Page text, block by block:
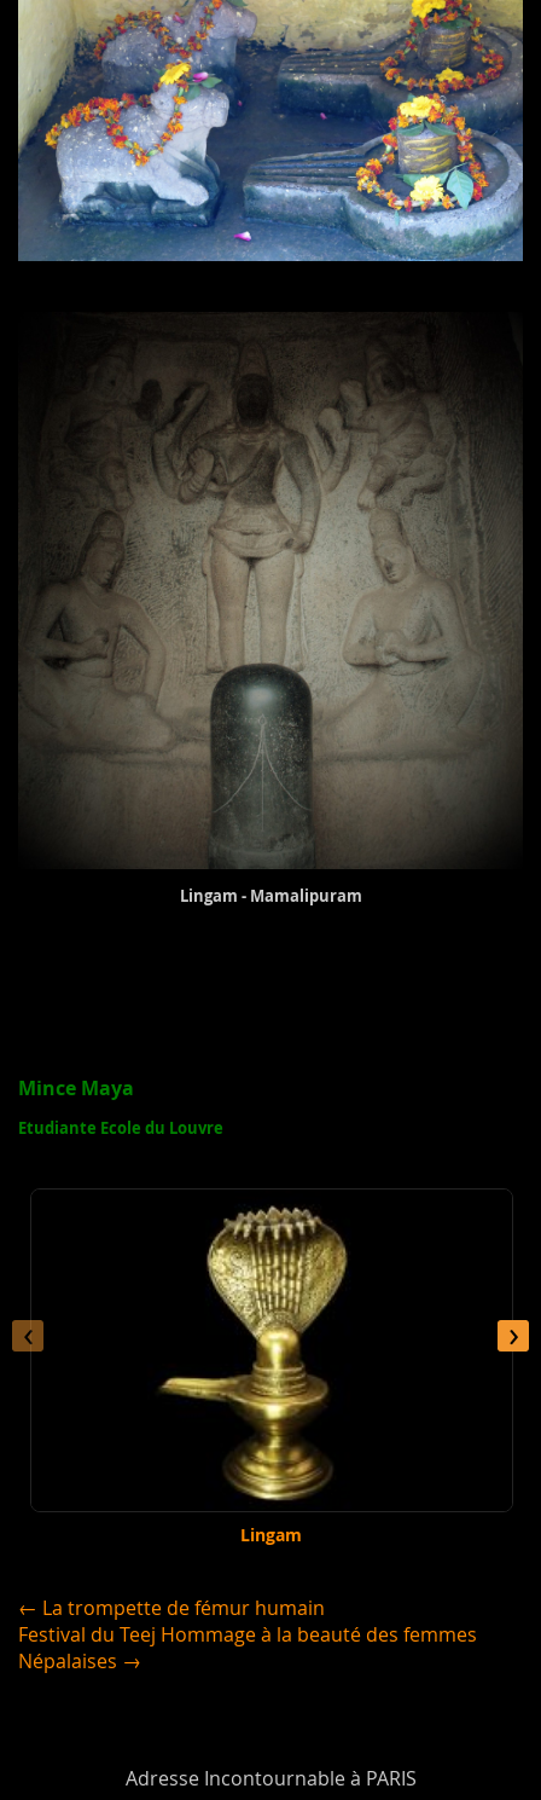
Lingam - Mamalipuram
Mince Maya
Etudiante Ecole du Louvre
Lingam
‹ ›
← La trompette de fémur humain
Festival du Teej Hommage à la beauté des femmes
Népalaises →
Adresse Incontournable à PARIS